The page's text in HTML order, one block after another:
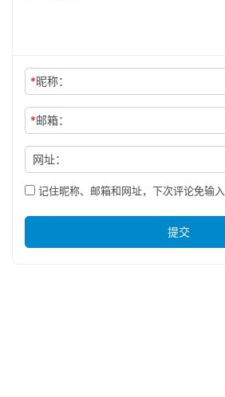
*昵称：
*邮箱：
网址：
记住昵称、邮箱和网址，下次评论免输入
提交